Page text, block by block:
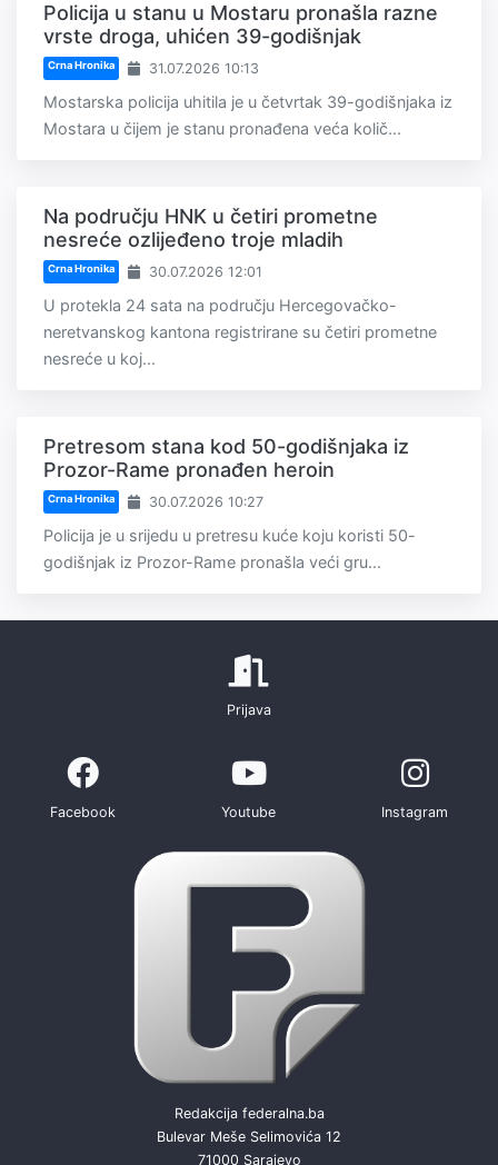
Policija u stanu u Mostaru pronašla razne
vrste droga, uhićen 39-godišnjak
Crna Hronika 31.07.2026 10:13
Mostarska policija uhitila je u četvrtak 39-godišnjaka iz
Mostara u čijem je stanu pronađena veća količ...
Na području HNK u četiri prometne
nesreće ozlijeđeno troje mladih
Crna Hronika 30.07.2026 12:01
U protekla 24 sata na području Hercegovačko-
neretvanskog kantona registrirane su četiri prometne
nesreće u koj...
Pretresom stana kod 50-godišnjaka iz
Prozor-Rame pronađen heroin
Crna Hronika 30.07.2026 10:27
Policija je u srijedu u pretresu kuće koju koristi 50-
godišnjak iz Prozor-Rame pronašla veći gru...
Prijava
Facebook Youtube Instagram
Redakcija federalna.ba
Bulevar Meše Selimovića 12
71000 Sarajevo